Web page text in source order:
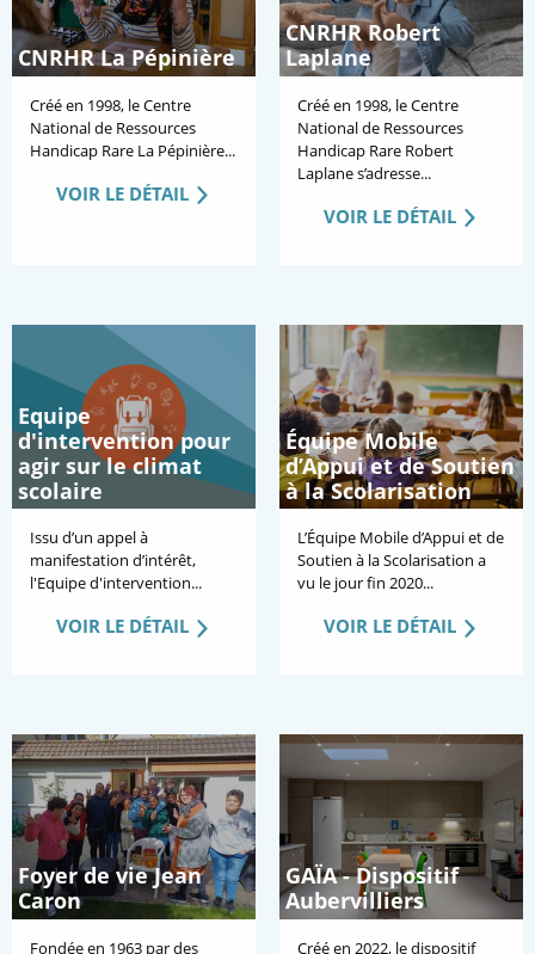
CNRHR La Pépinière
Créé en 1998, le Centre
National de Ressources
Handicap Rare La Pépinière...
VOIR LE DÉTAIL
CNRHR Robert
Laplane
Créé en 1998, le Centre
National de Ressources
Handicap Rare Robert
Laplane s’adresse...
VOIR LE DÉTAIL
Equipe
d'intervention pour
agir sur le climat
scolaire
Issu d’un appel à
manifestation d’intérêt,
l'Equipe d'intervention...
VOIR LE DÉTAIL
Équipe Mobile
d’Appui et de Soutien
à la Scolarisation
L’Équipe Mobile d’Appui et de
Soutien à la Scolarisation a
vu le jour fin 2020...
VOIR LE DÉTAIL
Foyer de vie Jean
Caron
Fondée en 1963 par des
GAÏA - Dispositif
Aubervilliers
Créé en 2022, le dispositif